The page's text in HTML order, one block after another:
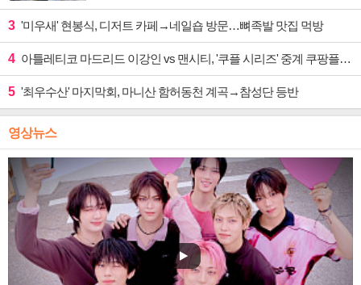
3 '미우새' 현봉식, 디저트 카페→네일숍 방문…뼈족발 맛집 먹방
4 아틀레티코 마드리드 이강인 vs 맨시티, '쿠플 시리즈' 중계 쿠팡플레이
5 '최우수산' 마지막회, 마니산 함허동천 계곡→참성단 등반
영상뉴스